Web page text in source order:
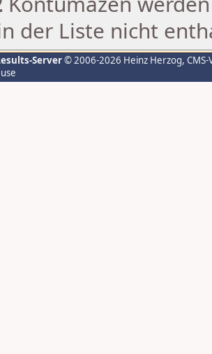
der Liste nicht
Server© 2006-2026 Heinz Herzog,